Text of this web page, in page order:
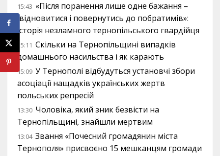
15:43 «Після поранення лише одне бажання –
відновитися і повернутись до побратимів»:
історія незламного тернопільського гвардійця
15:11 Скільки на Тернопільщині випадків
домашнього насильства і як карають
15:09 У Тернополі відбудуться установчі збори
асоціації нащадків українських жертв
польських репресій
13:30 Чоловіка, який зник безвісти на
Тернопільщині, знайшли мертвим
13:04 Звання «Почесний громадянин міста
Тернополя» присвоєно 15 мешканцям громади